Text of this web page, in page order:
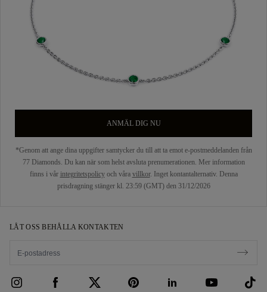
ANMÄL DIG NU
*Genom att ange dina uppgifter samtycker du till att ta emot e-postmeddelanden från
77 Diamonds. Du kan när som helst avsluta prenumerationen. Mer information
finns i vår integritetspolicyoch våra villkor. Inget kontantalternativ. Denna
prisdragning stänger kl. 23:59 (GMT) den 31/12/2026
LÅT OSS BEHÅLLA KONTAKTEN